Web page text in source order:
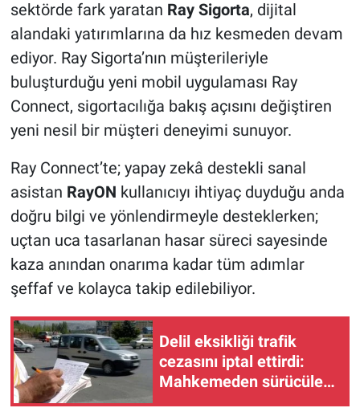
sektörde fark yaratan Ray Sigorta, dijital
alandaki yatırımlarına da hız kesmeden devam
ediyor. Ray Sigorta’nın müşterileriyle
buluşturduğu yeni mobil uygulaması Ray
Connect, sigortacılığa bakış açısını değiştiren
yeni nesil bir müşteri deneyimi sunuyor.
Ray Connect’te; yapay zekâ destekli sanal
asistan RayON kullanıcıyı ihtiyaç duyduğu anda
doğru bilgi ve yönlendirmeyle desteklerken;
uçtan uca tasarlanan hasar süreci sayesinde
kaza anından onarıma kadar tüm adımlar
şeffaf ve kolayca takip edilebiliyor.
Delil eksikliği trafik
cezasını iptal ettirdi:
Mahkemeden sürücüler
için emsal niteliğinde